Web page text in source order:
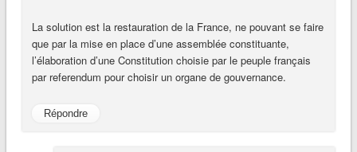
La solution est la restauration de la France, ne pouvant se faire
que par la mise en place d’une assemblée constituante,
l’élaboration d’une Constitution choisie par le peuple français
par referendum pour choisir un organe de gouvernance.
Répondre